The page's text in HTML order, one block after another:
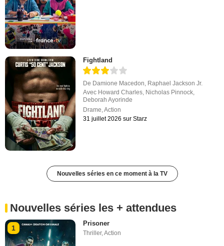
Fightland
De Damione Macedon, Raphael Jackson Jr.
Avec Howard Charles, Nicholas Pinnock,
Deborah Ayorinde
Drame,Action
31 juillet 2026 sur Starz
Nouvelles séries en ce moment à la TV
Nouvelles séries les + attendues
1
Prisoner
Thriller,Action